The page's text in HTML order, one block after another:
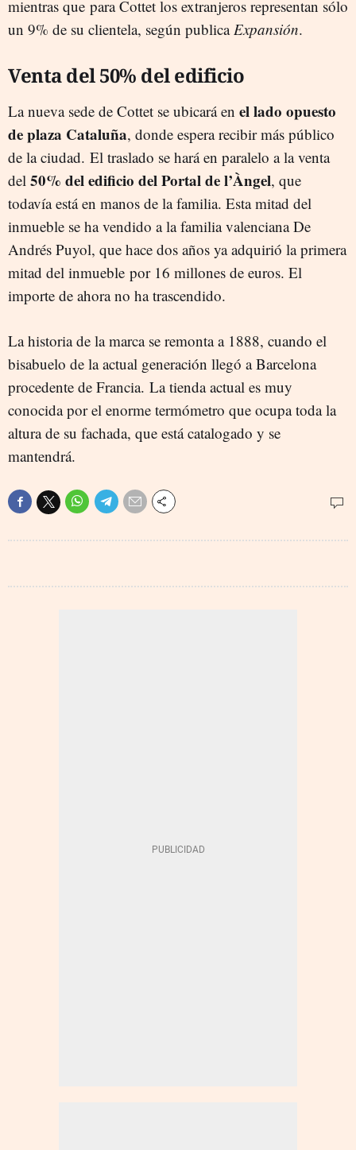
mientras que para Cottet los extranjeros representan sólo
un 9% de su clientela, según publicaExpansión.
Venta del 50% del edificio
La nueva sede de Cottet se ubicará en el lado opuesto
de plaza Cataluña, donde espera recibir más público
de la ciudad. El traslado se hará en paralelo a la venta
del 50% del edificio del Portal de l’Àngel, que
todavía está en manos de la familia. Esta mitad del
inmueble se ha vendido a la familia valenciana De
Andrés Puyol, que hace dos años ya adquirió la primera
mitad del inmueble por 16 millones de euros. El
importe de ahora no ha trascendido.
La historia de la marca se remonta a 1888, cuando el
bisabuelo de la actual generación llegó a Barcelona
procedente de Francia. La tienda actual es muy
conocida por el enorme termómetro que ocupa toda la
altura de su fachada, que está catalogado y se
mantendrá.